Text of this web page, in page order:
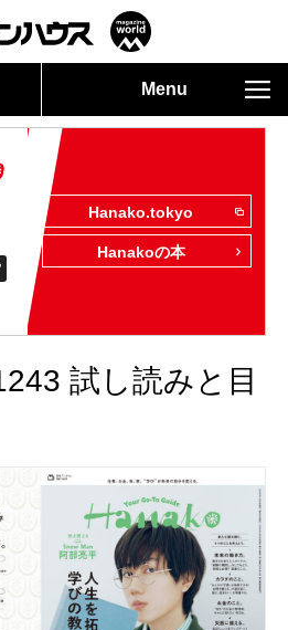
Menu
Hanako.tokyo
Hanakoの本
試し読みと目